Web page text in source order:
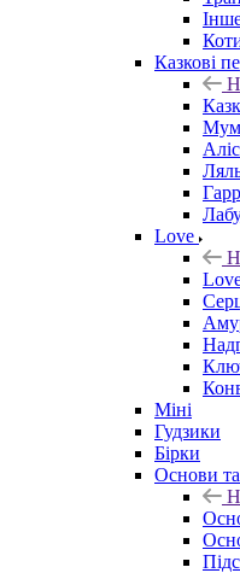
Казкові
Love
Міні
Гудзики
Бірки
Основи та